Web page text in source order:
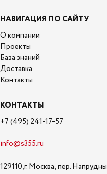
НАВИГАЦИЯ ПО САЙТУ
О компании
Проекты
База знаний
Доставка
Контакты
КОНТАКТЫ
+7 (495) 241-17-57
info@s355.ru
129110,г. Москва, пер.